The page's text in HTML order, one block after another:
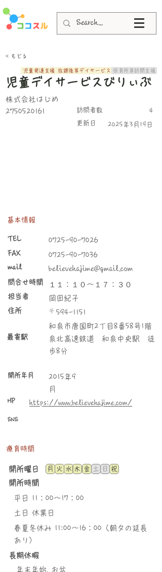
< もどる
児童発達支援 放課後等デイサービス 保育所等訪問支援
児童デイサービスびりぃぶ
株式会社はじめ
2750520161
​訪問者数
4
更新日
2025年3月19日
基本情報
TEL
FAX
mail
問合せ時間
​担当者
住所
0725-90-7026
0725-90-7036
believehajime@gmail.com
１１：１０～１７：３０
岡田紀子
594-1151
〒
和泉市唐国町2丁目8番58号1階
最寄駅
泉北高速鉄道 和泉中央駅 徒
歩8分
​開所年月
2015年9
月
HP https://www.believehajime.com/
SNS
​療育時間
​開所曜日 月 火 水 木 金 土 日 祝
開所時間
平日 11：00～17：00
土日 休業日
春夏冬休み 11:00～16：00（朝夕の延長
あり）
長期休暇
年末年始, お盆